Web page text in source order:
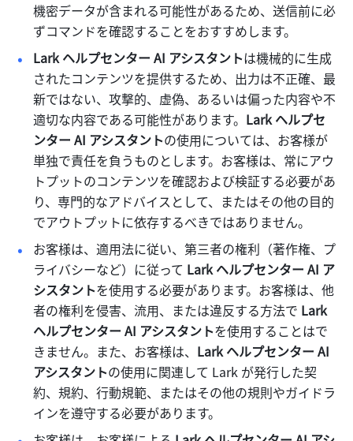
機密データが含まれる可能性があるため、送信前に必
ずコマンドを確認することをおすすめします。
Lark ヘルプセンター AI アシスタントは機械的に生成
されたコンテンツを提供するため、出力は不正確、最
新ではない、攻撃的、虚偽、あるいは偏った内容や不
適切な内容である可能性があります。 Lark ヘルプセ
ンター AI アシスタントの使用については、お客様が
単独で責任を負うものとします。お客様は、常にアウ
トプットのコンテンツを確認および検証する必要があ
り、専門的なアドバイスとして、またはその他の目的
でアウトプットに依存するべきではありません。
お客様は、適用法に従い、第三者の権利（著作権、プ
ライバシーなど）に従って Lark ヘルプセンター AI ア
シスタントを使用する必要があります。お客様は、他
者の権利を侵害、流用、または違反する方法で Lark
ヘルプセンター AI アシスタントを使用することはで
きません。また、お客様は、 Lark ヘルプセンター AI
アシスタントの使用に関連して Lark が発行した契
約、規約、行動規範、またはその他の規則やガイドラ
インを遵守する必要があります。